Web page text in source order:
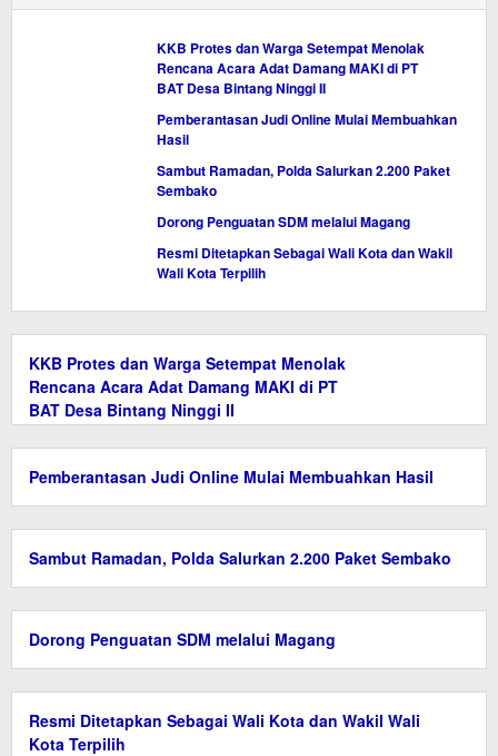
KKB Protes dan Warga Setempat Menolak
Rencana Acara Adat Damang MAKI di PT
BAT Desa Bintang Ninggi II
Pemberantasan Judi Online Mulai Membuahkan
Hasil
Sambut Ramadan, Polda Salurkan 2.200 Paket
Sembako
Dorong Penguatan SDM melalui Magang
Resmi Ditetapkan Sebagai Wali Kota dan Wakil
Wali Kota Terpilih
KKB Protes dan Warga Setempat Menolak
Rencana Acara Adat Damang MAKI di PT
BAT Desa Bintang Ninggi II
Pemberantasan Judi Online Mulai Membuahkan Hasil
Sambut Ramadan, Polda Salurkan 2.200 Paket Sembako
Dorong Penguatan SDM melalui Magang
Resmi Ditetapkan Sebagai Wali Kota dan Wakil Wali
Kota Terpilih